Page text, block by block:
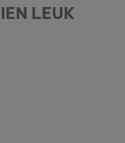
LEUK